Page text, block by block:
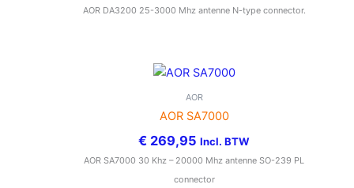
AOR DA3200 25-3000 Mhz antenne N-type connector.
AOR
AOR SA7000
€ 269,95 Incl. BTW
AOR SA7000 30 Khz – 20000 Mhz antenne SO-239 PL
connector